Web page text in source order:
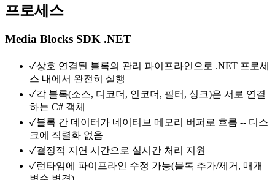
프로세스
Media Blocks SDK .NET
✓상호 연결된 블록의 관리 파이프라인으로 .NET 프로세
스 내에서 완전히 실행
✓각 블록(소스, 디코더, 인코더, 필터, 싱크)은 서로 연결
하는 C# 객체
✓블록 간 데이터가 네이티브 메모리 버퍼로 흐름 -- 디스
크에 직렬화 없음
✓결정적 지연 시간으로 실시간 처리 지원
✓런타임에 파이프라인 수정 가능(블록 추가/제거, 매개